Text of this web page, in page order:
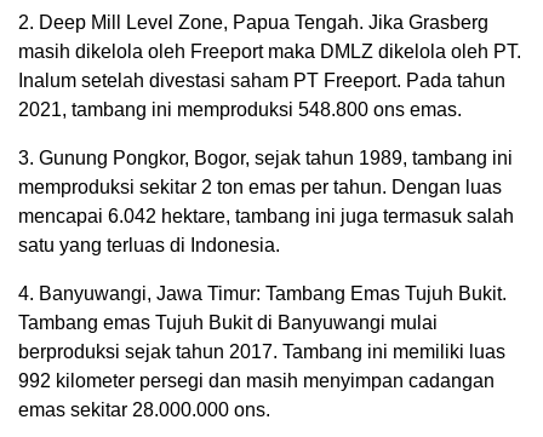
2. Deep Mill Level Zone, Papua Tengah. Jika Grasberg
masih dikelola oleh Freeport maka DMLZ dikelola oleh PT.
Inalum setelah divestasi saham PT Freeport. Pada tahun
2021, tambang ini memproduksi 548.800 ons emas.
3. Gunung Pongkor, Bogor, sejak tahun 1989, tambang ini
memproduksi sekitar 2 ton emas per tahun. Dengan luas
mencapai 6.042 hektare, tambang ini juga termasuk salah
satu yang terluas di Indonesia.
4. Banyuwangi, Jawa Timur: Tambang Emas Tujuh Bukit.
Tambang emas Tujuh Bukit di Banyuwangi mulai
berproduksi sejak tahun 2017. Tambang ini memiliki luas
992 kilometer persegi dan masih menyimpan cadangan
emas sekitar 28.000.000 ons.